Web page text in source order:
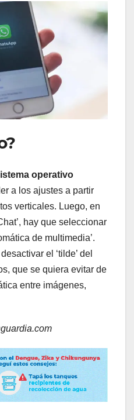
operativo
a los ajustes a partir
verticales. Luego, en
hay que seleccionar
de multimedia’.
el ‘tilde’ del
que se quiera evitar de
entre imágenes,